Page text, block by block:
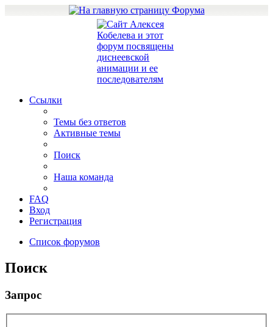
Ссылки
Темы без ответов
Активные темы
Поиск
Наша команда
FAQ
Вход
Регистрация
Список форумов
Поиск
Запрос